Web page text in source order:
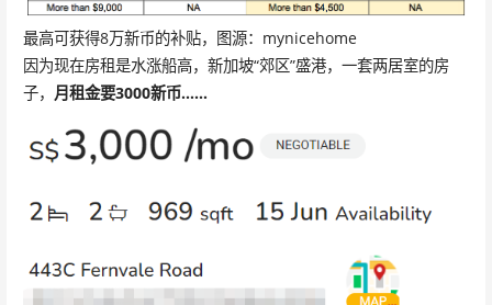
最高可获得8万新币的补贴，图源：mynicehome
因为现在房租是水涨船高，新加坡“郊区”盛港，一套两居室的房
子， 月租金要3000新币……